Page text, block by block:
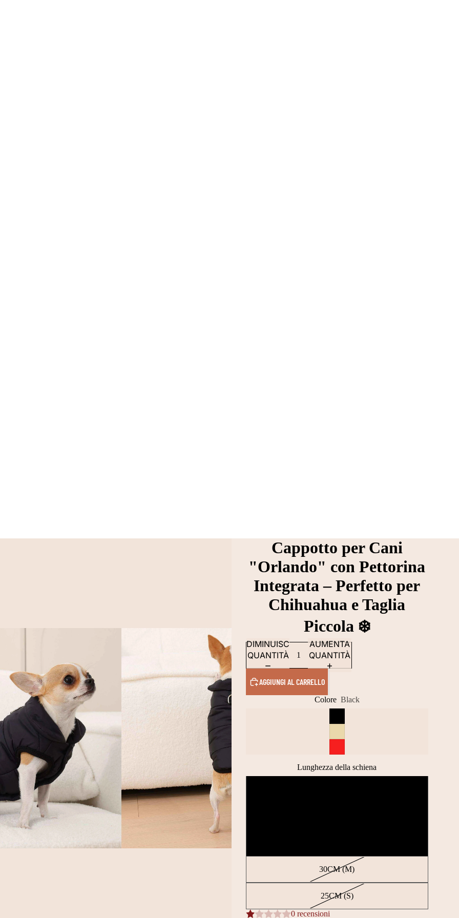
Cappotto per Cani
"Orlando" con Pettorina
Integrata – Perfetto per
Chihuahua e Taglia
Piccola ❄️
DIMINUISCI
QUANTITÀ
AUMENTA
QUANTITÀ
AGGIUNGI AL CARRELLO
Colore Black
Lunghezza della schiena
30CM (M)
25CM (S)
0 recensioni